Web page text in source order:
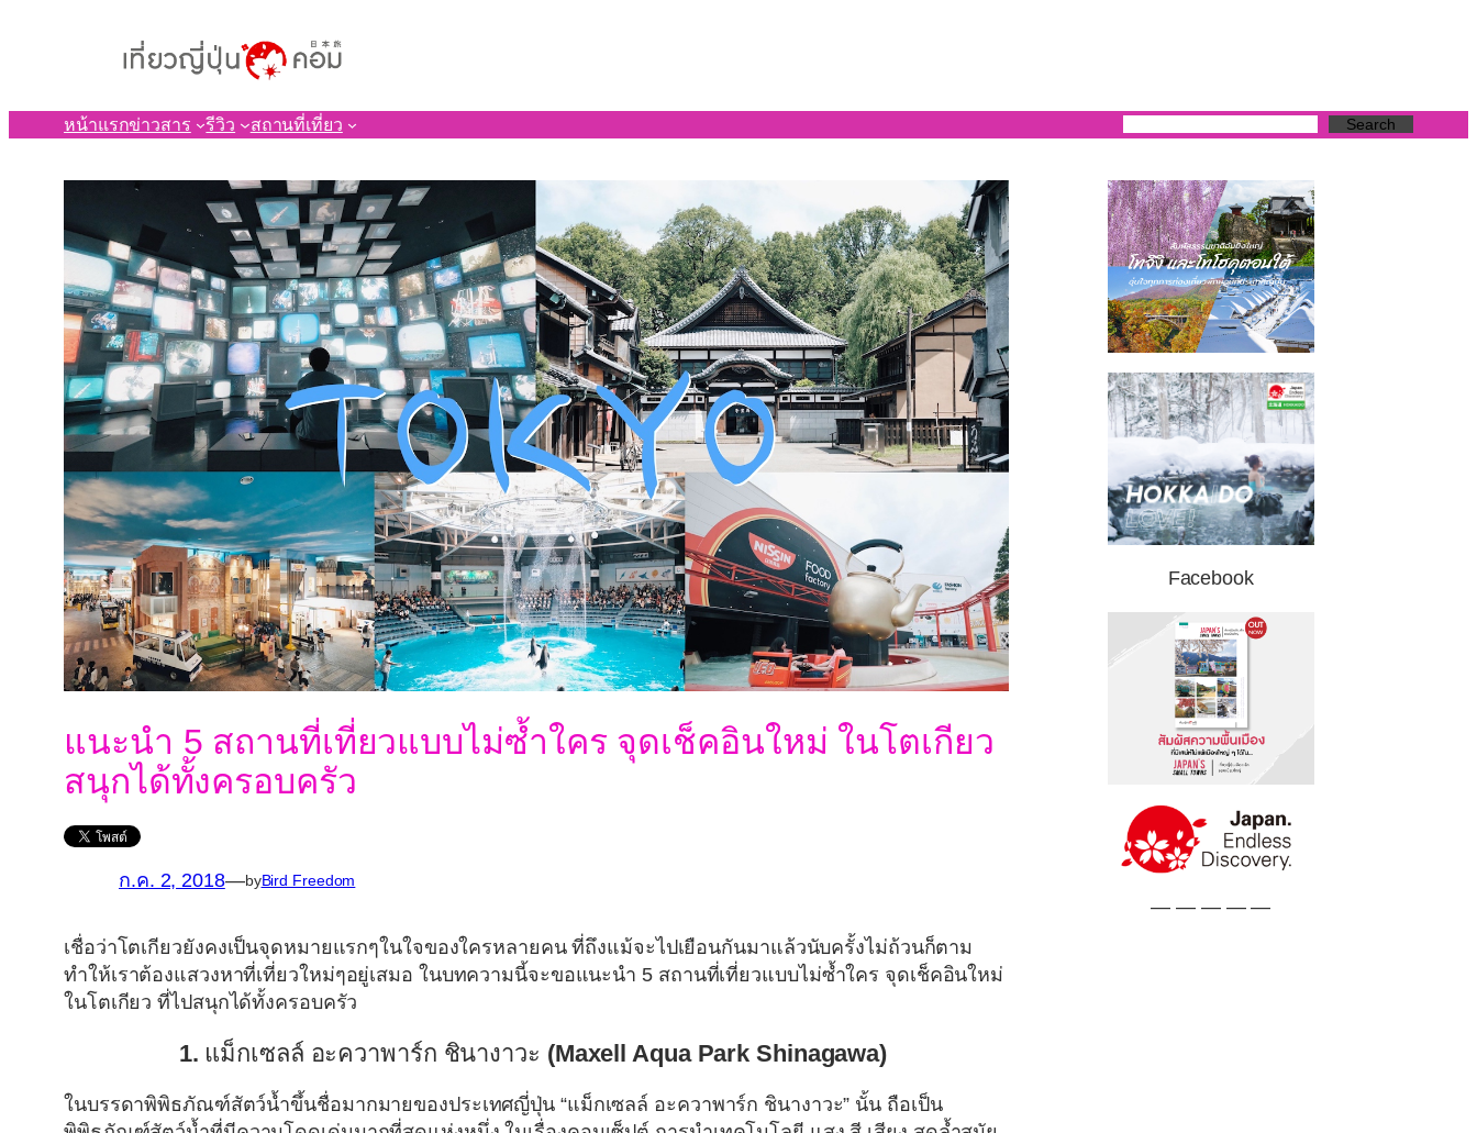
หน้าแรกข่าวสาร รีวิว สถานที่เที่ยว Search
แนะนำ 5 สถานที่เที่ยวแบบไม่ซ้ำใคร จุดเช็คอินใหม่ ในโตเกียว
สนุกได้ทั้งครอบครัว
ก.ค. 2, 2018—byBird Freedom
เชื่อว่าโตเกียวยังคงเป็นจุดหมายแรกๆในใจของใครหลายคน ที่ถึงแม้จะไปเยือนกันมาแล้วนับครั้งไม่ถ้วนก็ตาม
ทำให้เราต้องแสวงหาที่เที่ยวใหม่ๆอยู่เสมอ ในบทความนี้จะขอแนะนำ 5 สถานที่เที่ยวแบบไม่ซ้ำใคร จุดเช็คอินใหม่
ในโตเกียว ที่ไปสนุกได้ทั้งครอบครัว
1. แม็กเซลล์ อะควาพาร์ก ชินางาวะ (Maxell Aqua Park Shinagawa)
ในบรรดาพิพิธภัณฑ์สัตว์น้ำขึ้นชื่อมากมายของประเทศญี่ปุ่น “แม็กเซลล์ อะควาพาร์ก ชินางาวะ” นั้น ถือเป็น
Facebook
— — — — —